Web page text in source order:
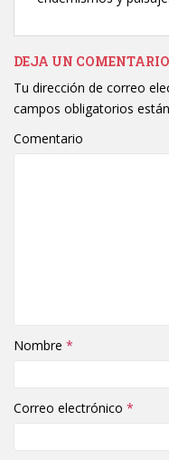
DEJA UN COMENTARIO
Tu dirección de correo
campos obligatorios
Comentario
Nombre *
Correo electrónico *